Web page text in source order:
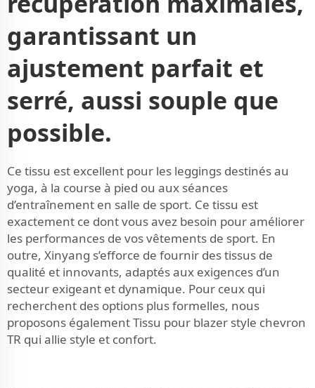
garantissant un
ajustement parfait et
serré, aussi souple que
possible.
Ce tissu est excellent pour les leggings destinés au
yoga, à la course à pied ou aux séances
d’entraînement en salle de sport. Ce tissu est
exactement ce dont vous avez besoin pour améliorer
les performances de vos vêtements de sport. En
outre, Xinyang s’efforce de fournir des tissus de
qualité et innovants, adaptés aux exigences d’un
secteur exigeant et dynamique. Pour ceux qui
recherchent des options plus formelles, nous
proposons égalementTissu pour blazer style chevron
TR qui allie style et confort.